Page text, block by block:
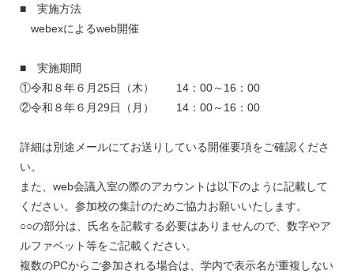
■ 実施方法
webexによるweb開催
■ 実施期間
①令和８年６月25日（木） 14：00～16：00
②令和８年６月29日（月） 14：00～16：00
詳細は別途メールにてお送りしている開催要項をご確認くださ
い。
また、web会議入室の際のアカウントは以下のように記載して
ください。参加校の集計のためご協力お願いいたします。
○○の部分は、氏名を記載する必要はありませんので、数字やア
ルファベット等をご記載ください。
複数のPCからご参加される場合は、学内で表示名が重複しない